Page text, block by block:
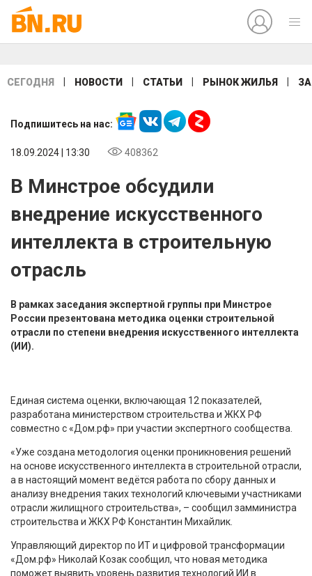
СЕГОДНЯ НОВОСТИ СТАТЬИ РЫНОК ЖИЛЬЯ
Подпишитесь на нас:
18.09.2024 | 13:30 408362
В Минстрое обсудили
внедрение искусственного
интеллекта в строительную
отрасль
В рамках заседания экспертной группы при Минстрое
России презентована методика оценки строительной
отрасли по степени внедрения искусственного интеллекта
(ИИ).
Единая система оценки, включающая 12 показателей,
разработана министерством строительства и ЖКХ РФ
совместно с «Дом.рф» при участии экспертного сообщества.
«Уже создана методология оценки проникновения решений
на основе искусственного интеллекта в строительной отрасли,
а в настоящий момент ведётся работа по сбору данных и
анализу внедрения таких технологий ключевыми участниками
отрасли жилищного строительства», – сообщил замминистра
строительства и ЖКХ РФ Константин Михайлик.
Управляющий директор по ИТ и цифровой трансформации
«Дом.рф» Николай Козак сообщил, что новая методика
поможет выявить уровень развития технологий ИИ в